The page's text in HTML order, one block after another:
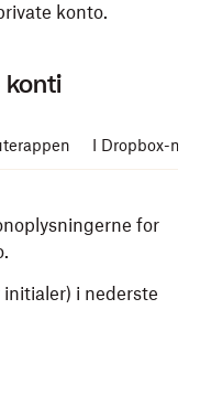
konto.
konti
I Dropbox-
for
i nederste